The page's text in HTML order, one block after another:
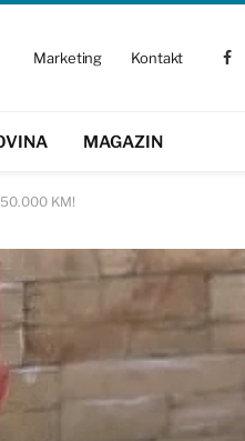
Marketing Kontakt
MAGAZIN
KM!